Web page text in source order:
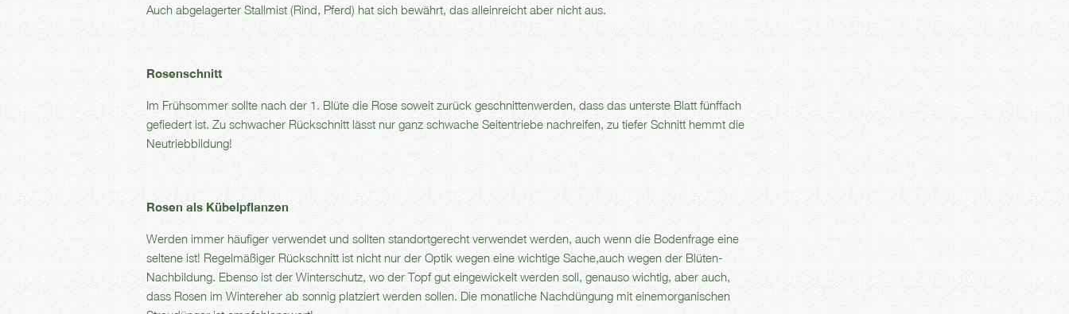
Auch abgelagerter Stallmist (Rind, Pferd) hat sich bewährt, das alleinreicht aber nicht aus.
Rosenschnitt
Im Frühsommer sollte nach der 1. Blüte die Rose soweit zurück geschnittenwerden, dass das unterste Blatt fünffach
gefiedert ist. Zu schwacher Rückschnitt lässt nur ganz schwache Seitentriebe nachreifen, zu tiefer Schnitt hemmt die
Neutriebbildung!
Rosen als Kübelpflanzen
Werden immer häufiger verwendet und sollten standortgerecht verwendet werden, auch wenn die Bodenfrage eine
seltene ist! Regelmäßiger Rückschnitt ist nicht nur der Optik wegen eine wichtige Sache,auch wegen der Blüten-
Nachbildung. Ebenso ist der Winterschutz, wo der Topf gut eingewickelt werden soll, genauso wichtig, aber auch,
dass Rosen im Wintereher ab sonnig platziert werden sollen. Die monatliche Nachdüngung mit einemorganischen